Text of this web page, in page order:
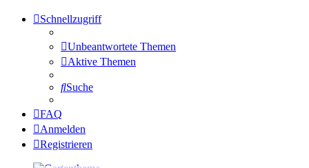
Schnellzugriff
Unbeantwortete Themen
Aktive Themen
Suche
FAQ
Anmelden
Registrieren